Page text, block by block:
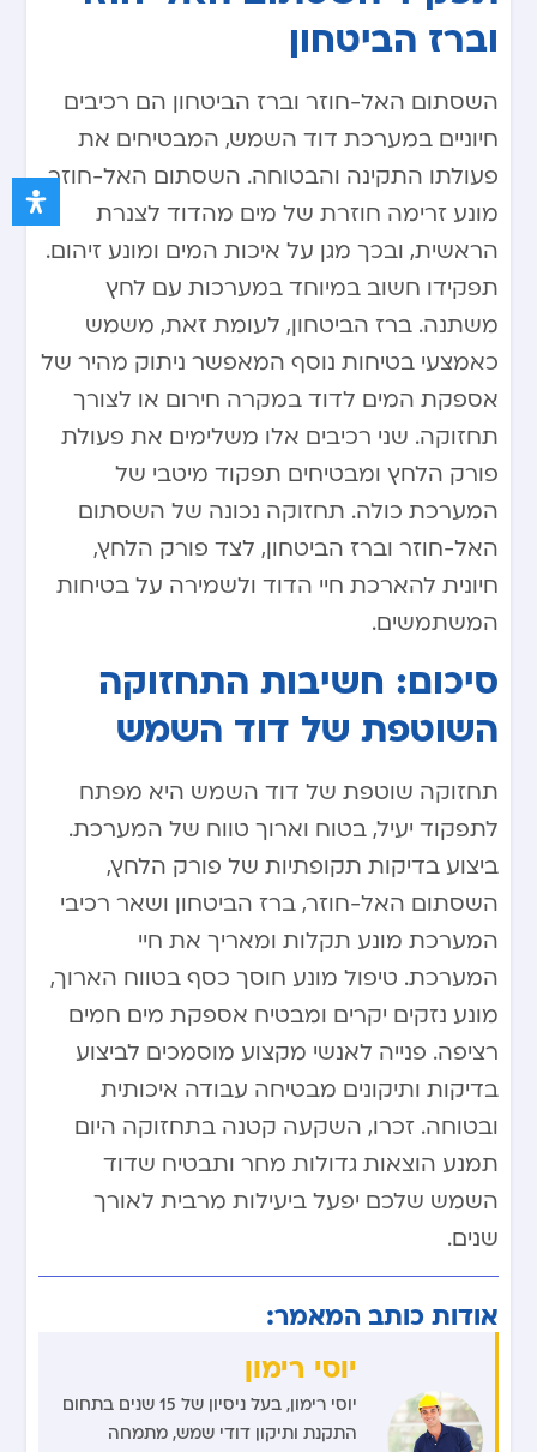
וברז הביטחון
השסתום האל-חוזר וברז הביטחון הם רכיבים
חיוניים במערכת דוד השמש, המבטיחים את
פעולתו התקינה והבטוחה. השסתום האל-חוזר
מונע זרימה חוזרת של מים מהדוד לצנרת
הראשית, ובכך מגן על איכות המים ומונע זיהום.
תפקידו חשוב במיוחד במערכות עם לחץ
משתנה. ברז הביטחון, לעומת זאת, משמש
כאמצעי בטיחות נוסף המאפשר ניתוק מהיר של
אספקת המים לדוד במקרה חירום או לצורך
תחזוקה. שני רכיבים אלו משלימים את פעולת
פורק הלחץ ומבטיחים תפקוד מיטבי של
המערכת כולה. תחזוקה נכונה של השסתום
האל-חוזר וברז הביטחון, לצד פורק הלחץ,
חיונית להארכת חיי הדוד ולשמירה על בטיחות
המשתמשים.
סיכום: חשיבות התחזוקה
השוטפת של דוד השמש
תחזוקה שוטפת של דוד השמש היא מפתח
לתפקוד יעיל, בטוח וארוך טווח של המערכת.
ביצוע בדיקות תקופתיות של פורק הלחץ,
השסתום האל-חוזר, ברז הביטחון ושאר רכיבי
המערכת מונע תקלות ומאריך את חיי
המערכת. טיפול מונע חוסך כסף בטווח הארוך,
מונע נזקים יקרים ומבטיח אספקת מים חמים
רציפה. פנייה לאנשי מקצוע מוסמכים לביצוע
בדיקות ותיקונים מבטיחה עבודה איכותית
ובטוחה. זכרו, השקעה קטנה בתחזוקה היום
תמנע הוצאות גדולות מחר ותבטיח שדוד
השמש שלכם יפעל ביעילות מרבית לאורך
שנים.
אודות כותב המאמר:
יוסי רימון
יוסי רימון, בעל ניסיון של 15 שנים בתחום
התקנת ותיקון דודי שמש, מתמחה